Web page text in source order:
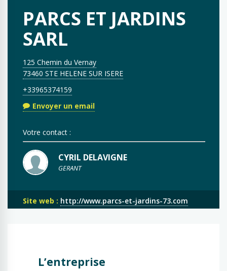
PARCS ET JARDINS
SARL
125 Chemin du Vernay
73460 STE HELENE SUR ISERE
+33965374159
Envoyer un email
Votre contact :
CYRIL DELAVIGNE
GERANT
Site web : http://www.parcs-et-jardins-73.com
L’entreprise